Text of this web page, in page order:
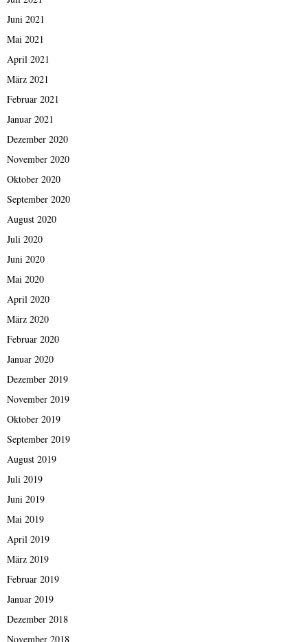
Juni 2021
Mai 2021
April 2021
März 2021
Februar 2021
Januar 2021
Dezember 2020
November 2020
Oktober 2020
September 2020
August 2020
Juli 2020
Juni 2020
Mai 2020
April 2020
März 2020
Februar 2020
Januar 2020
Dezember 2019
November 2019
Oktober 2019
September 2019
August 2019
Juli 2019
Juni 2019
Mai 2019
April 2019
März 2019
Februar 2019
Januar 2019
Dezember 2018
November 2018